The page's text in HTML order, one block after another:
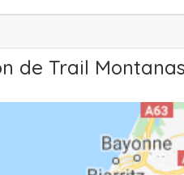
de Trail